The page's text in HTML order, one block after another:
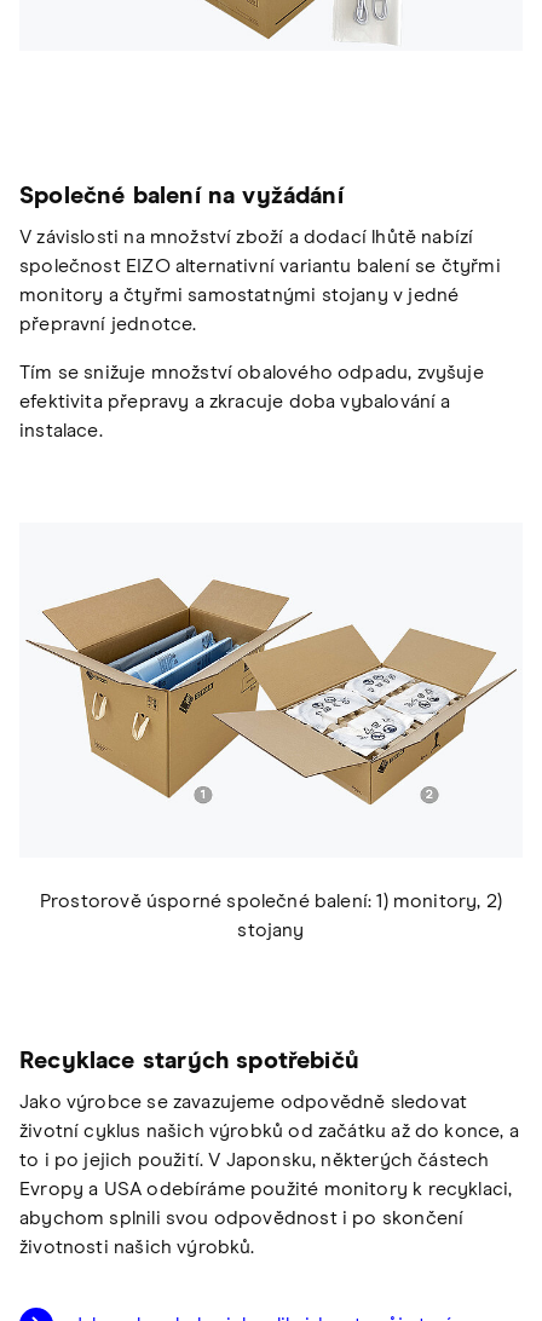
Společné balení na vyžádání
V závislosti na množství zboží a dodací lhůtě nabízí
společnost EIZO alternativní variantu balení se čtyřmi
monitory a čtyřmi samostatnými stojany v jedné
přepravní jednotce.
Tím se snižuje množství obalového odpadu, zvyšuje
efektivita přepravy a zkracuje doba vybalování a
instalace.
Prostorově úsporné společné balení: 1) monitory, 2)
stojany
Recyklace starých spotřebičů
Jako výrobce se zavazujeme odpovědně sledovat
životní cyklus našich výrobků od začátku až do konce, a
to i po jejich použití. V Japonsku, některých částech
Evropy a USA odebíráme použité monitory k recyklaci,
abychom splnili svou odpovědnost i po skončení
životnosti našich výrobků.